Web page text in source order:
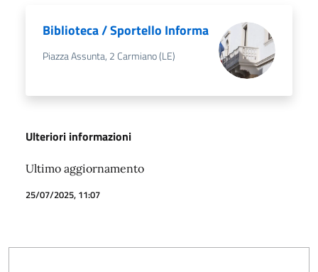
Biblioteca / Sportello Informa
Piazza Assunta, 2 Carmiano (LE)
Ulteriori informazioni
Ultimo aggiornamento
25/07/2025, 11:07